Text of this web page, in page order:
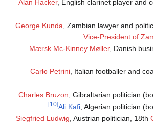
Alan Hacker, English clarinet player and
George Kunda , Zambian lawyer and
Vice-President of
Mærsk Mc-Kinney Møller, Danish
Carlo Petrini, Italian footballer and
Charles Bruzon , Gibraltarian politician
Ali Kafi, Algerian politician
[10]
Siegfried Ludwig, Austrian politician, 18th